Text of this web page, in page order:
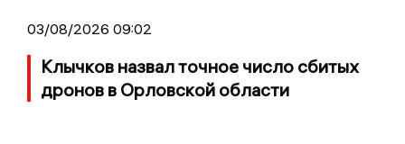
03/08/2026 09:02
Клычков назвал точное число сбитых
дронов в Орловской области